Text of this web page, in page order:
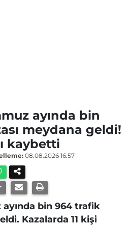
ayında bin
meydana geldi!
kaybetti
08.08.2026 16:57
ayında bin 964 trafik
Kazalarda 11 kişi